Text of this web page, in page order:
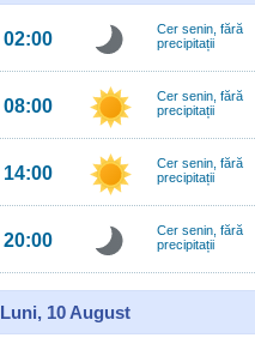
02:00
Cer senin, fără
precipitații
08:00
Cer senin, fără
precipitații
14:00
Cer senin, fără
precipitații
20:00
Cer senin, fără
precipitații
Luni, 10 August